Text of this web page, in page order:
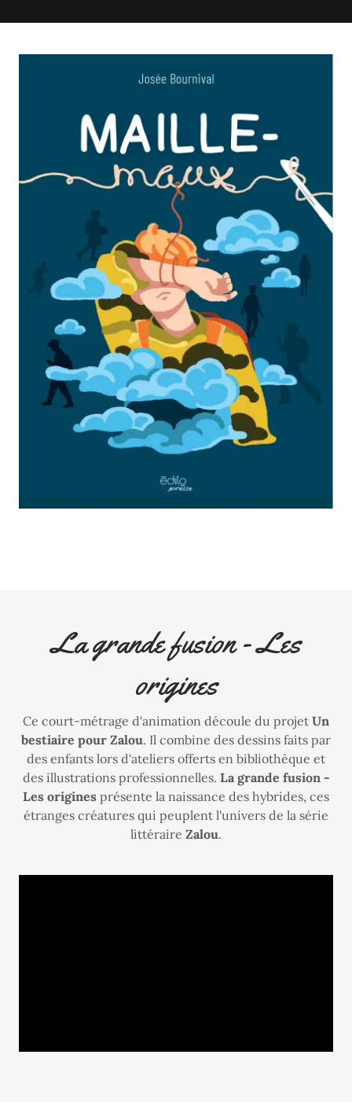
La grande fusion - Les
origines
Ce court-métrage d'animation découle du projet Un
bestiaire pour Zalou. Il combine des dessins faits par
des enfants lors d'ateliers offerts en bibliothèque et
des illustrations professionnelles. La grande fusion -
Les origines présente la naissance des hybrides, ces
étranges créatures qui peuplent l'univers de la série
littéraire Zalou.